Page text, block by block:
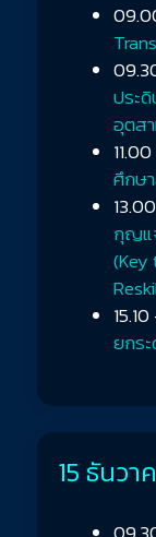
ประ
อุตส
ศึกษ
กุญแ
(Key
ยกร
15 ธันวา